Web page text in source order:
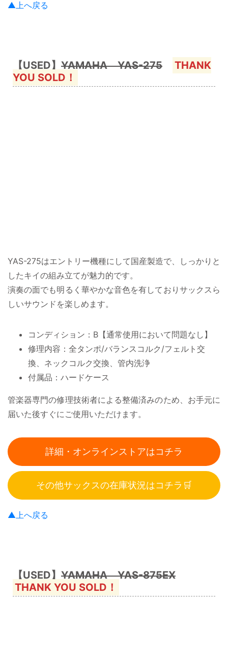
▲上へ戻る
【USED】 YAMAHA YAS-275
THANK
YOU SOLD！
YAS-275はエントリー機種にして国産製造で、しっかりと
したキイの組み立てが魅力的です。
演奏の面でも明るく華やかな音色を有しておりサックスら
しいサウンドを楽しめます。
コンディション：B【通常使用において問題なし】
修理内容：全タンポ/バランスコルク/フェルト交
換、ネックコルク交換、管内洗浄
付属品：ハードケース
管楽器専門の修理技術者による整備済みのため、お手元に
届いた後すぐにご使用いただけます。
詳細・オンラインストアはコチラ
その他サックスの在庫状況はコチラ🛒
▲上へ戻る
【USED】 YAMAHA YAS-875EX
THANK YOU SOLD！